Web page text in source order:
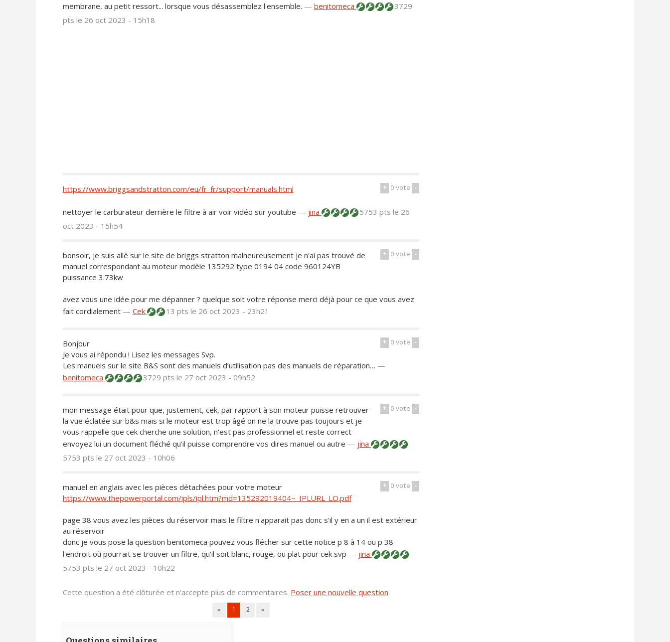
membrane, au petit ressort... lorsque vous désassemblez l'ensemble. — benitomeca
3729
pts le 26 oct 2023 - 15h18
+ 0vote -
https://www.briggsandstratton.com/eu/fr_fr/support/manuals.html
nettoyer le carburateur derrière le filtre à air voir vidéo sur youtube — jina 5753 pts le 26
oct 2023 - 15h54
+ 0vote -
bonsoir, je suis allé sur le site de briggs stratton malheureusement je n'ai pas trouvé de
manuel correspondant au moteur modèle 135292 type 0194 04 code 960124YB
puissance 3.73kw
avez vous une idée pour me dépanner ? quelque soit votre réponse merci déjà pour ce que vous avez
fait cordialement — Cek 13 pts le 26 oct 2023 - 23h21
+ 0vote -
Bonjour
Je vous ai répondu ! Lisez les messages Svp.
Les manuels sur le site B&S sont des manuels d’utilisation pas des manuels de réparation… —
benitomeca
3729 pts le 27 oct 2023 - 09h52
+ 0vote -
mon message était pour que, justement, cek, par rapport à son moteur puisse retrouver
la vue éclatée sur b&s mais si le moteur est trop âgé on ne la trouve pas toujours et je
vous rappelle que cek cherche une solution, n'est pas professionnel et reste correct
envoyez lui un document fléché qu'il puisse comprendre vos dires manuel ou autre — jina
5753 pts le 27 oct 2023 - 10h06
+ 0vote -
manuel en anglais avec les pièces détachées pour votre moteur
https://www.thepowerportal.com/ipls/ipl.htm?md=135292019404~_IPLURL_LO.pdf
page 38 vous avez les pièces du réservoir mais le filtre n'apparait pas donc s'il y en a un il est extérieur
au réservoir
donc je vous pose la question benitomeca pouvez vous flécher sur cette notice p 8 à 14 ou p 38
l'endroit où pourrait se trouver un filtre, qu'il soit blanc, rouge, ou plat pour cek svp — jina
5753 pts le 27 oct 2023 - 10h22
Cette question a été clôturée et n'accepte plus de commentaires. Poser une nouvelle question
« 1 2 »